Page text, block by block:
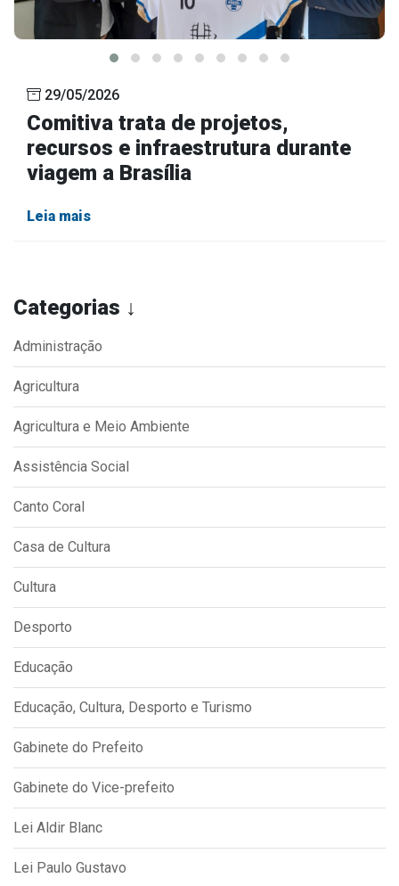
Categorias ↓
Administração
Agricultura
Agricultura e Meio Ambiente
Assistência Social
Canto Coral
Casa de Cultura
Cultura
Desporto
Educação
Educação, Cultura, Desporto e Turismo
Gabinete do Prefeito
Gabinete do Vice-prefeito
Lei Aldir Blanc
Lei Paulo Gustavo
29/05/2026
Comitiva trata de projetos,
recursos e infraestrutura durante
viagem a Brasília
Leia mais